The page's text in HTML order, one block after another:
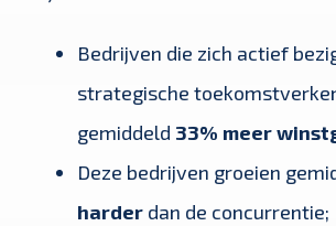
Bedrijven die zich actief
strategische
gemiddeld 33% meer
Deze bedrijven groeien
harderdan de concurrentie;